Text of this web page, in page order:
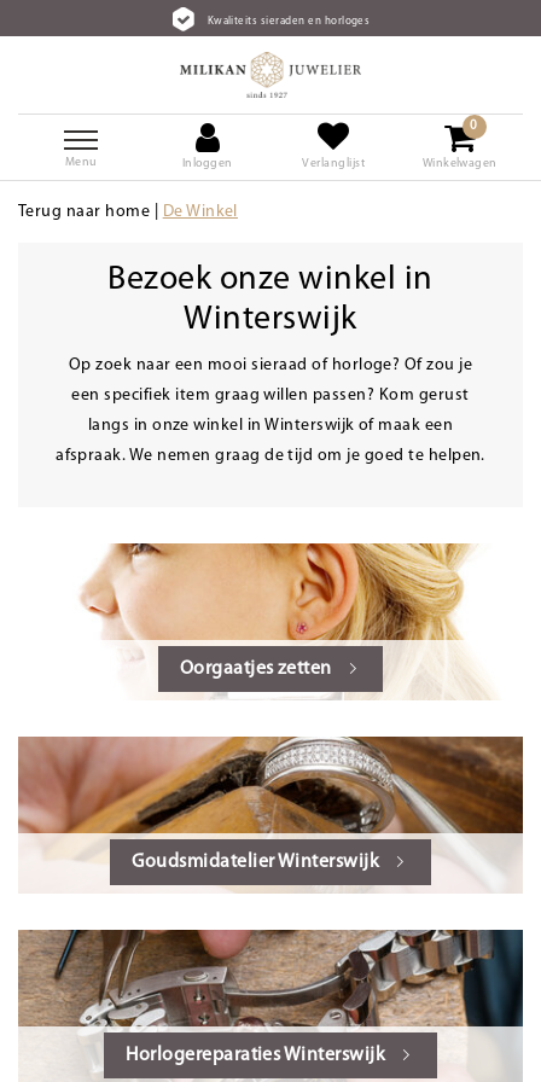
Menu Inloggen Verlanglijst
0
Winkelwagen
Terug naar home De Winkel
Bezoek onze winkel in
Winterswijk
Op zoek naar een mooi sieraad of horloge? Of zou je
een specifiek item graag willen passen? Kom gerust
langs in onze winkel in Winterswijk of maak een
afspraak. We nemen graag de tijd om je goed te helpen.
Oorgaatjes zetten
Goudsmidatelier Winterswijk
Horlogereparaties Winterswijk